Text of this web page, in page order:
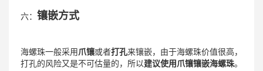
六： 镶嵌方式
海螺珠一般采用爪镶或者打孔来镶嵌，由于海螺珠价值很高，
打孔的风险又是不可估量的，所以建议使用爪镶镶嵌海螺珠。